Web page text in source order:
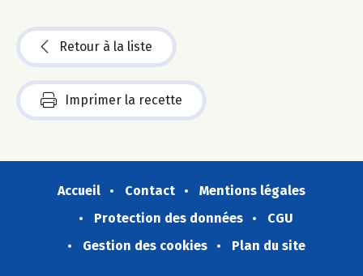
Retour à la liste
Imprimer la recette
Accueil Contact
Mentions légales
Protection des données
CGU
Gestion des cookies
Plan du site